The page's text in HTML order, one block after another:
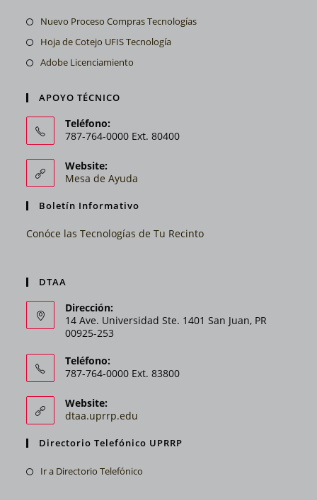
Nuevo Proceso Compras Tecnologías
Hoja de Cotejo UFIS Tecnología
Adobe Licenciamiento
APOYO TÉCNICO
Teléfono:
787-764-0000 Ext. 80400
Website:
Mesa de Ayuda
Boletín Informativo
Conóce las Tecnologías de Tu Recinto
DTAA
Dirección:
14 Ave. Universidad Ste. 1401 San Juan, PR
00925-253
Teléfono:
787-764-0000 Ext. 83800
Website:
dtaa.uprrp.edu
Directorio Telefónico UPRRP
Ir a Directorio Telefónico